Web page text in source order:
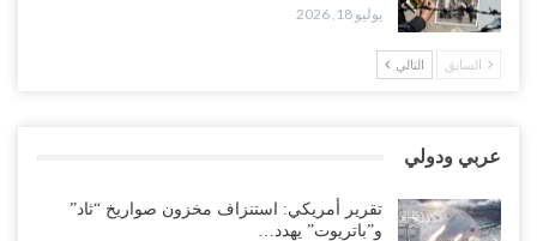
“حضرموت“| تغييرات سعودية بصفوف قيادة “درع الوطن” المتمركز
بالعبر.. هل بدأت الرياض إعادة هيكلة فصائلها بعد…
أغسطس 2, 2026
أغسطس 2, 2026
“تعز“| غضب شعبي يشلّ الخط الساحلي المخا- عدن.. هل بدأت المناطق
يوليو 18, 2026
السابق التالي
عربي ودولي
تقرير أمريكي: استنزاف مخزون صواريخ “ثاد”
و”باتريوت” يهدد…